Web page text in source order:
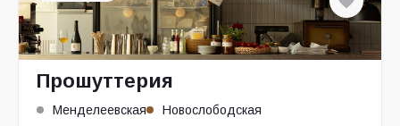
Прошуттерия
Менделеевская Новослободская